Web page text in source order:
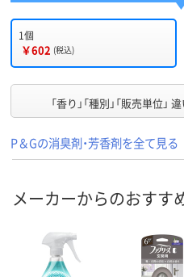
1個
￥602 (税込)
「香り」「種別」「販売単位」
P＆Gの消臭剤・芳香剤を全て見る
メーカーからのおすす